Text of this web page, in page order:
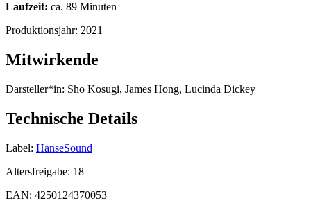
Laufzeit: ca. 89 Minuten
Produktionsjahr: 2021
Mitwirkende
Darsteller*in: Sho Kosugi, James Hong, Lucinda Dickey
Technische Details
Label: HanseSound
Altersfreigabe: 18
EAN: 4250124370053